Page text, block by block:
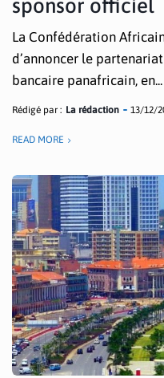
sponsor officiel
La Confédération
d’annoncer le
bancaire panafricain, en...
Rédigé par : La rédaction 13/12/
READ MORE